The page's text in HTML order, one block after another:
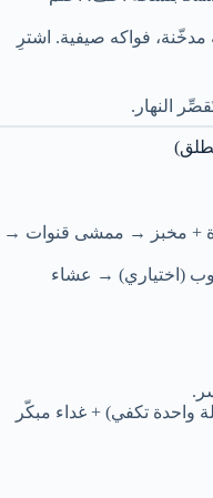
فواكه صيفية. اشترِ
النهار.
قهوة + مخبز → ممشى قنوات →
(اختياري) → عشاء
واحدة تكفي) + غداء مبكّر